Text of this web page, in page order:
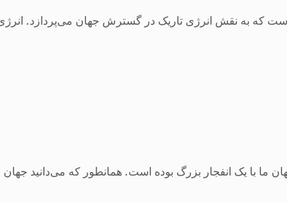
ما با یک انفجار بزرگ بوده است. همانطور که می‌دانید جهان